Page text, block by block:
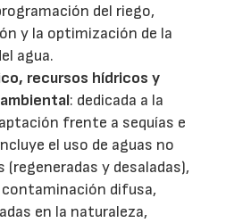
del riego,
y la optimización de la
agua.
recursos hídricos y
: dedicada a la
frente a sequías e
el uso de aguas no
(regeneradas y desaladas),
contaminación difusa,
en la naturaleza,